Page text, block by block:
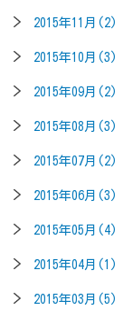
2015年11月(2)
2015年10月(3)
2015年09月(2)
2015年08月(3)
2015年07月(2)
2015年06月(3)
2015年05月(4)
2015年04月(1)
2015年03月(5)